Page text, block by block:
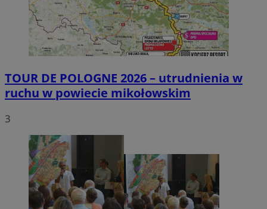
TOUR DE POLOGNE 2026 – utrudnienia w
ruchu w powiecie mikołowskim
3